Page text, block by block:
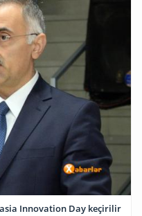
Innovation Day keçirilir